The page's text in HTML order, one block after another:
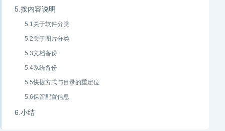
5.按内容说明
5.1关于软件分类
5.2关于图片分类
5.3文档备份
5.4系统备份
5.5快捷方式与目录的重定位
5.6保留配置信息
6.小结